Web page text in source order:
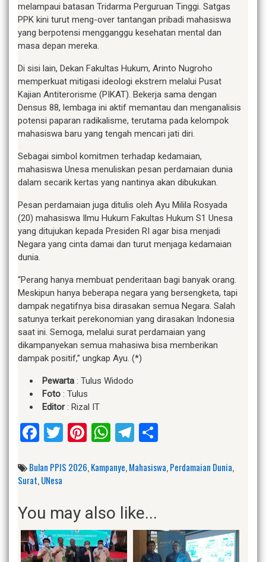
melampaui batasan Tridarma Perguruan Tinggi. Satgas
PPK kini turut meng-over tantangan pribadi mahasiswa
yang berpotensi mengganggu kesehatan mental dan
masa depan mereka.
Di sisi lain, Dekan Fakultas Hukum, Arinto Nugroho
memperkuat mitigasi ideologi ekstrem melalui Pusat
Kajian Antiterorisme (PIKAT). Bekerja sama dengan
Densus 88, lembaga ini aktif memantau dan menganalisis
potensi paparan radikalisme, terutama pada kelompok
mahasiswa baru yang tengah mencari jati diri.
Sebagai simbol komitmen terhadap kedamaian,
mahasiswa Unesa menuliskan pesan perdamaian dunia
dalam secarik kertas yang nantinya akan dibukukan.
Pesan perdamaian juga ditulis oleh Ayu Milila Rosyada
(20) mahasiswa Ilmu Hukum Fakultas Hukum S1 Unesa
yang ditujukan kepada Presiden RI agar bisa menjadi
Negara yang cinta damai dan turut menjaga kedamaian
dunia.
“Perang hanya membuat penderitaan bagi banyak orang.
Meskipun hanya beberapa negara yang bersengketa, tapi
dampak negatifnya bisa dirasakan semua Negara. Salah
satunya terkait perekonomian yang dirasakan Indonesia
saat ini. Semoga, melalui surat perdamaian yang
dikampanyekan semua mahasiwa bisa memberikan
dampak positif,” ungkap Ayu. (*)
Pewarta : Tulus Widodo
Foto : Tulus
Editor: Rizal IT
Facebook
Twitter
Pinterest
WhatsApp
Telegram
Bulan PPIS 2026,Kampanye,Mahasiswa,Perdamaian Dunia,
Surat,UNesa
You may also like...